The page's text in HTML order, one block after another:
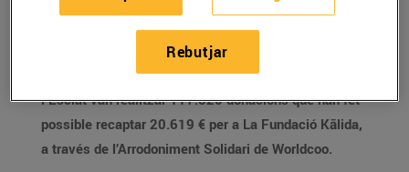
través d’aquesta iniciativa solidària.
Aquest passat mes de febrer,els clients de Bonpreu
i Esclat van realitzar 117.520 donacions que han fet
possible recaptar 20.619 € per a La Fundació Kālida,
a través de l’Arrodoniment Solidari de Worldcoo.
Rebutjar